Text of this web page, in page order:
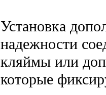
Установка
надежности
кляймы или
которые